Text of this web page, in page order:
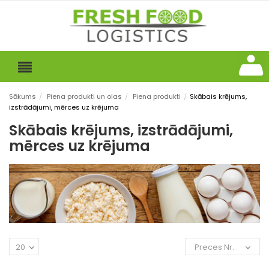
Sākums / Piena produkti un olas / Piena produkti / Skābais krējums,
izstrādājumi, mērces uz krējuma
Skābais krējums, izstrādājumi,
mērces uz krējuma
Preces Nr.
20